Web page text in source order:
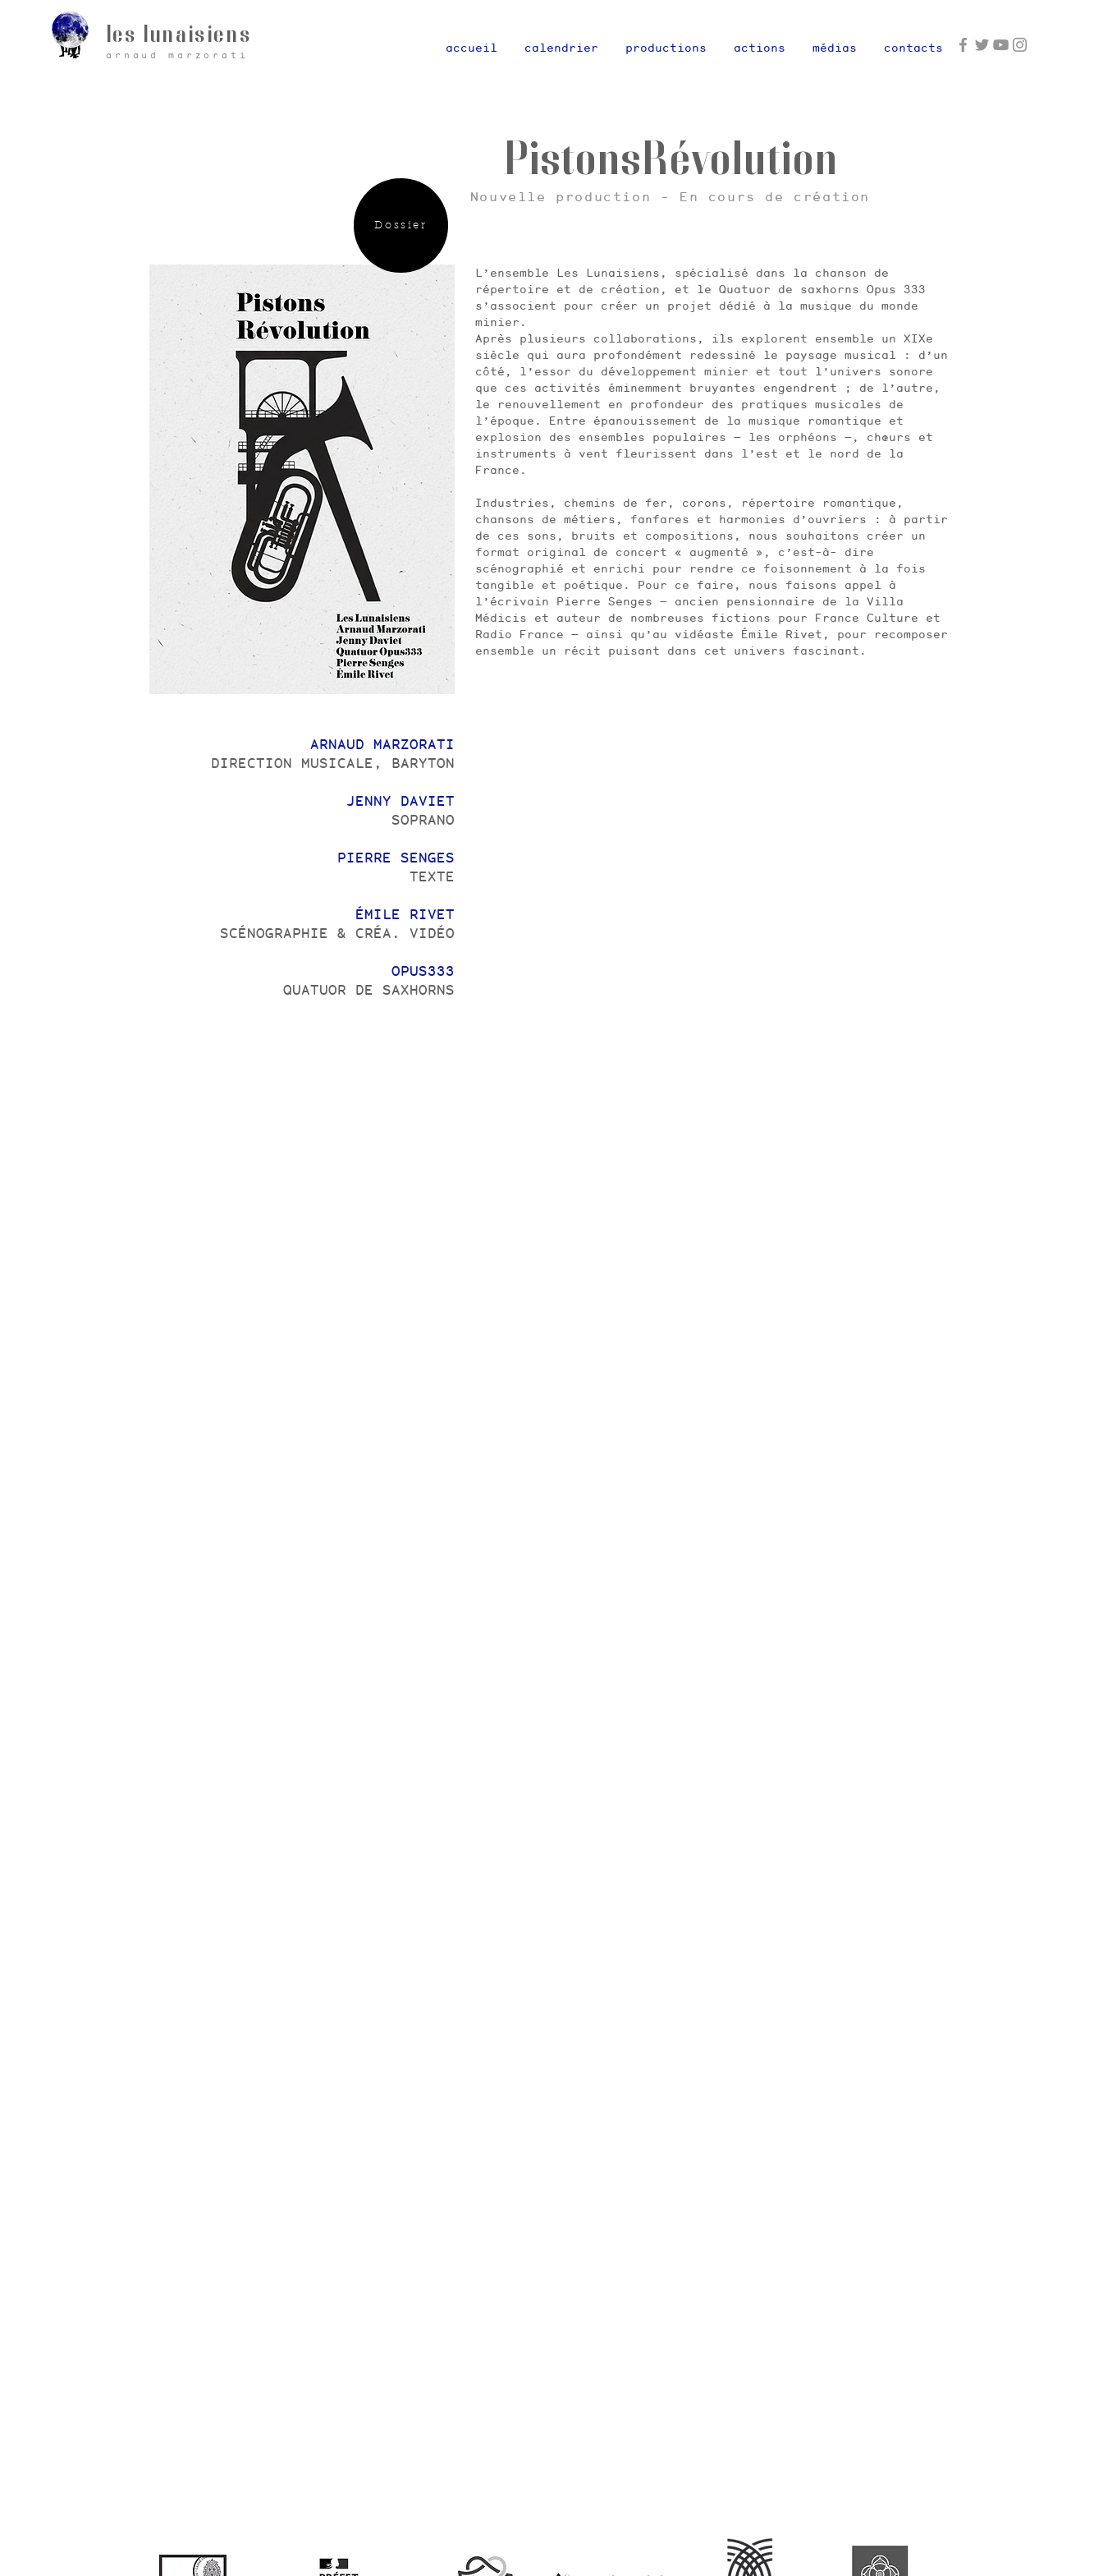
les lunaisiens accueil calendrier productions actions médias contacts
arnaud marzorati
PistonsRévolution
Nouvelle production - En cours de création
L’ensemble Les Lunaisiens, spécialisé dans la chanson de
répertoire et de création, et le Quatuor de saxhorns Opus 333
s’associent pour créer un projet dédié à la musique du monde
minier.
Après plusieurs collaborations, ils explorent ensemble un XIXe
siècle qui aura profondément redessiné le paysage musical : d’un
côté, l’essor du développement minier et tout l’univers sonore
que ces activités éminemment bruyantes engendrent ; de l’autre,
le renouvellement en profondeur des pratiques musicales de
l’époque. Entre épanouissement de la musique romantique et
explosion des ensembles populaires — les orphéons —, chœurs et
instruments à vent fleurissent dans l’est et le nord de la
France.
Industries, chemins de fer, corons, répertoire romantique,
chansons de métiers, fanfares et harmonies d’ouvriers : à partir
de ces sons, bruits et compositions, nous souhaitons créer un
format original de concert « augmenté », c’est-à- dire
scénographié et enrichi pour rendre ce foisonnement à la fois
tangible et poétique. Pour ce faire, nous faisons appel à
l’écrivain Pierre Senges — ancien pensionnaire de la Villa
Médicis et auteur de nombreuses fictions pour France Culture et
Radio France — ainsi qu’au vidéaste Émile Rivet, pour recomposer
ensemble un récit puisant dans cet univers fascinant.
Dossier
ARNAUD MARZORATI
DIRECTION MUSICALE, BARYTON
JENNY DAVIET
SOPRANO
PIERRE SENGES
TEXTE
ÉMILE RIVET
SCÉNOGRAPHIE & CRÉA. VIDÉO
OPUS333
QUATUOR DE SAXHORNS